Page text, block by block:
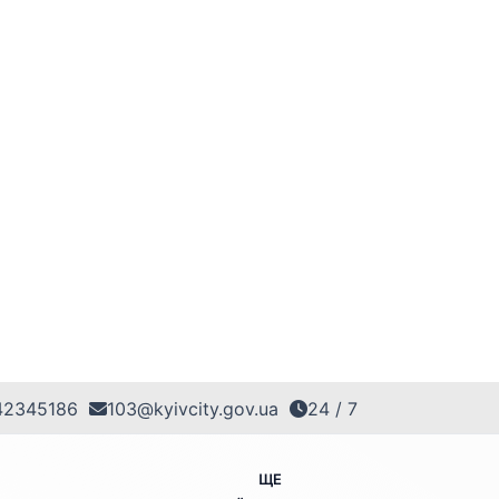
103@kyivcity.gov.ua 24 / 7
ЩЕ